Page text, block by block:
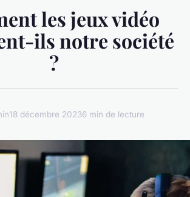
les jeux vidéo
ils notre société
?
18 décembre 20236 min de lecture